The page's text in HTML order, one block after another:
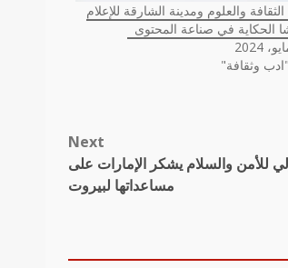
والعلوم ومدينة الشارقة للإعلام
الحكاية في صناعة المحتوى
وثقافة"
Next
للأمن والسلام يشكر الإمارات على
مساعداتها لبيروت